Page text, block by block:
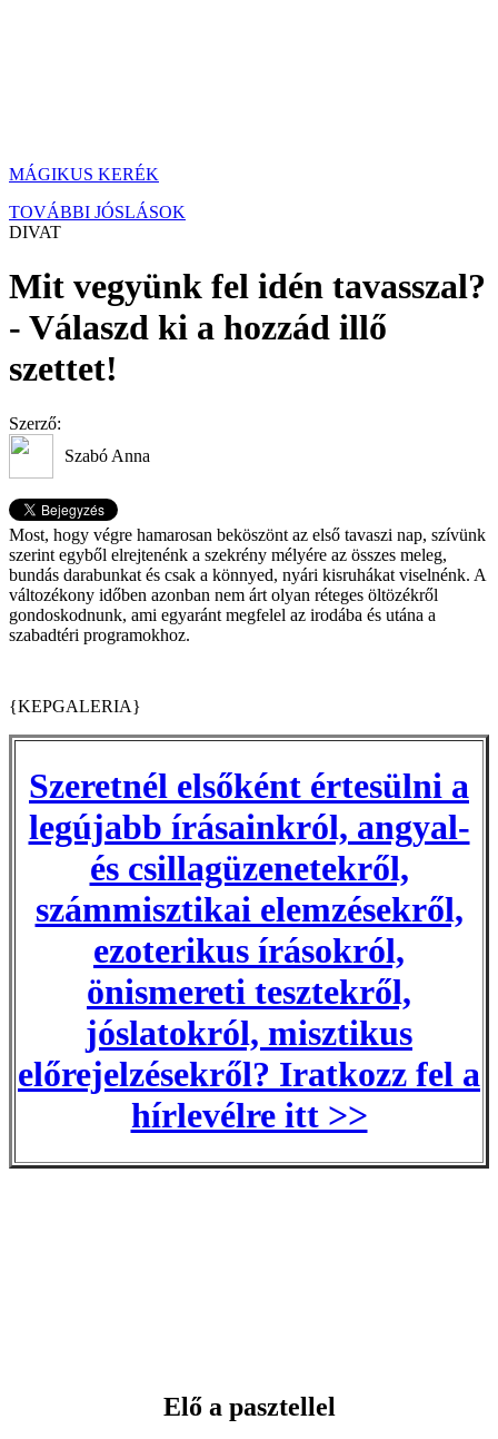
MÁGIKUS KERÉK
TOVÁBBI JÓSLÁSOK
DIVAT
Mit vegyünk fel idén tavasszal?
- Válaszd ki a hozzád illő
szettet!
Szerző:
Szabó Anna
Most, hogy végre hamarosan beköszönt az első tavaszi nap, szívünk
szerint egyből elrejtenénk a szekrény mélyére az összes meleg,
bundás darabunkat és csak a könnyed, nyári kisruhákat viselnénk. A
változékony időben azonban nem árt olyan réteges öltözékről
gondoskodnunk, ami egyaránt megfelel az irodába és utána a
szabadtéri programokhoz.
{KEPGALERIA}
Szeretnél elsőként értesülni a
legújabb írásainkról, angyal-
és csillagüzenetekről,
számmisztikai elemzésekről,
ezoterikus írásokról,
önismereti tesztekről,
jóslatokról, misztikus
előrejelzésekről? Iratkozz fel a
hírlevélre itt >>
Elő a pasztellel